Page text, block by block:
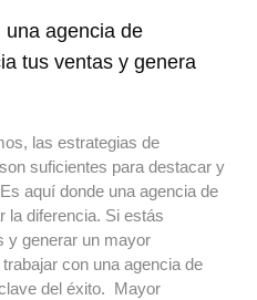
una agencia de
tus ventas y genera
las estrategias de
suficientes para destacar y
aquí donde una agencia de
la diferencia. Si estás
y generar un mayor
con una agencia de
del éxito. Mayor